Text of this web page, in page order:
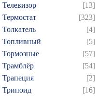
Телевизор
[13]
Термостат
[323]
Толкатель
[4]
Топливный
[5]
Тормозные
[57]
Трамблёр
[54]
Трапеция
[2]
Трипоид
[16]